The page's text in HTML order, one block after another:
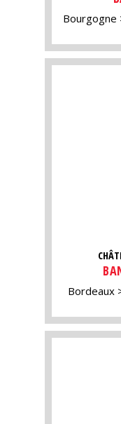
Bourgogne
Bordeaux